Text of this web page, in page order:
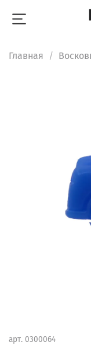
Главная
арт. 0300064